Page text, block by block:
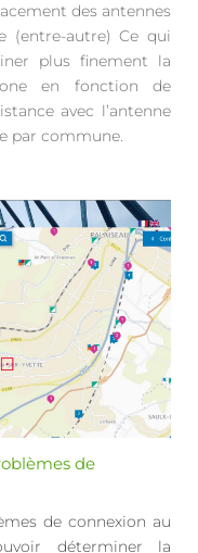
des antennes
(entre-autre) Ce qui
plus finement la
en fonction de
avec l’antenne
par commune.
de
de connexion au
déterminer la